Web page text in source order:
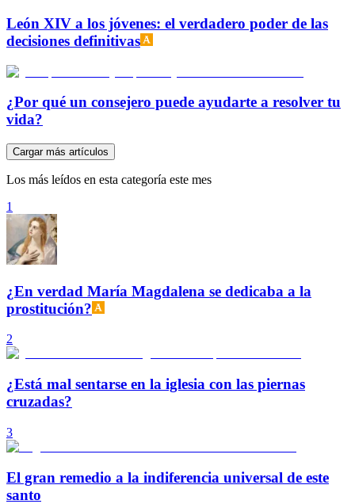
León XIV a los jóvenes: el verdadero poder de las
decisiones definitivas
¿Por qué un consejero puede ayudarte a resolver tu
vida?
Cargar más artículos
Los más leídos en esta categoría este mes
1
¿En verdad María Magdalena se dedicaba a la
prostitución?
2
¿Está mal sentarse en la iglesia con las piernas
cruzadas?
3
El gran remedio a la indiferencia universal de este
santo